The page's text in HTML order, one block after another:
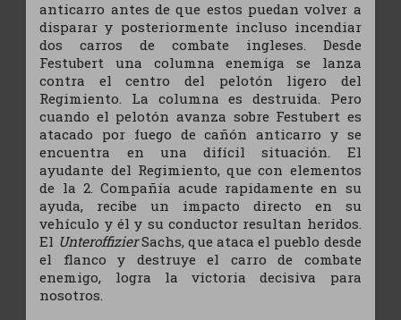
anticarro antes de que estos puedan volver a
disparar y posteriormente incluso incendiar
dos carros de combate ingleses. Desde
Festubert una columna enemiga se lanza
contra el centro del pelotón ligero del
Regimiento. La columna es destruida. Pero
cuando el pelotón avanza sobre Festubert es
atacado por fuego de cañón anticarro y se
encuentra en una difícil situación. El
ayudante del Regimiento, que con elementos
de la 2. Compañía acude rapidamente en su
ayuda, recibe un impacto directo en su
vehículo y él y su conductor resultan heridos.
El UnteroffizierSachs, que ataca el pueblo desde
el flanco y destruye el carro de combate
enemigo, logra la victoria decisiva para
nosotros.